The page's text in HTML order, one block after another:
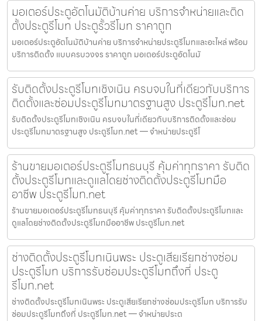
มอเตอร์ประตูอัตโนมัติบ้านค่าย บริการจำหน่ายและติด
ตั้งประตูรีโมท ประตูรั้วรีโมท ราคาถูก
มอเตอร์ประตูอัตโนมัติบ้านค่าย บริการจำหน่ายประตูรีโมทและอะไหล่ พร้อม
บริการติดตั้ง แบบครบวงจร ราคาถูก มอเตอร์ประตูอัตโนมั
รับติดตั้งประตูรีโมทเชิงเนิน ครบจบในที่เดียวกับบริการ
ติดตั้งและซ่อมประตูรีโมทมาตรฐานสูง ประตูรีโมท.net
รับติดตั้งประตูรีโมทเชิงเนิน ครบจบในที่เดียวกับบริการติดตั้งและซ่อม
ประตูรีโมทมาตรฐานสูง ประตูรีโมท.net — จำหน่ายประตูรีโ
ร้านขายมอเตอร์ประตูรีโมทธนบุรี คุ้มค่าทุกราคา รับติด
ตั้งประตูรีโมทและดูแลโดยช่างติดตั้งประตูรีโมทมือ
อาชีพ ประตูรีโมท.net
ร้านขายมอเตอร์ประตูรีโมทธนบุรี คุ้มค่าทุกราคา รับติดตั้งประตูรีโมทและ
ดูแลโดยช่างติดตั้งประตูรีโมทมืออาชีพ ประตูรีโมท.net
ช่างติดตั้งประตูรีโมทเนินพระ ประตูเสียเรียกช่างซ่อม
ประตูรีโมท บริการรับซ่อมประตูรีโมทถึงที่ ประตู
รีโมท.net
ช่างติดตั้งประตูรีโมทเนินพระ ประตูเสียเรียกช่างซ่อมประตูรีโมท บริการรับ
ซ่อมประตูรีโมทถึงที่ ประตูรีโมท.net — จำหน่ายประต